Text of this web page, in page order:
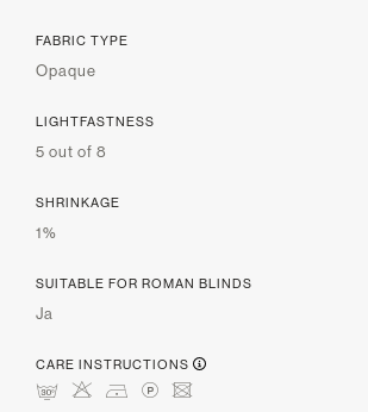
FABRIC TYPE
Opaque
LIGHTFASTNESS
5 out of 8
SHRINKAGE
1%
SUITABLE FOR ROMAN BLINDS
Ja
CARE INSTRUCTIONS
mHDLU